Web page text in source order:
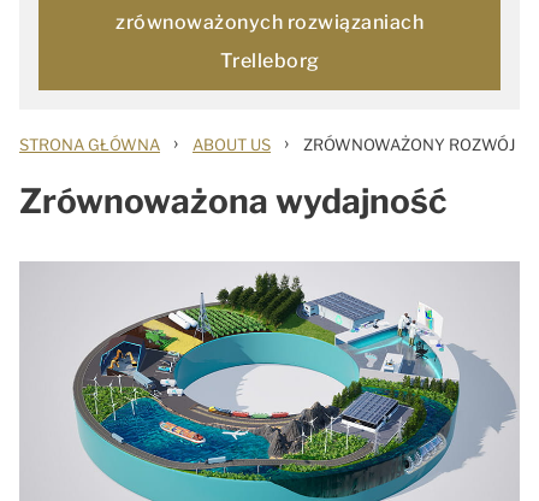
zrównoważonych rozwiązaniach
Trelleborg
STRONA GŁÓWNA › ABOUT US › ZRÓWNOWAŻONY ROZWÓJ
Zrównoważona wydajność